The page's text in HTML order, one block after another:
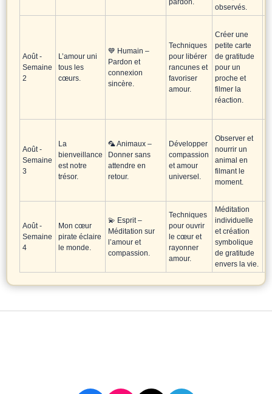
pardon.
observés.
Août -
Semaine
2
L’amour uni
tous les
cœurs.
💙 Humain –
Pardon et
connexion
sincère.
Techniques
pour libérer
rancunes et
favoriser
amour.
Créer une
petite carte
de gratitude
pour un
proche et
filmer la
réaction.
Août -
Semaine
3
La
bienveillance
est notre
trésor.
🦜 Animaux –
Donner sans
attendre en
retour.
Développer
compassion
et amour
universel.
Observer et
nourrir un
animal en
filmant le
moment.
Août -
Semaine
4
Mon cœur
pirate éclaire
le monde.
💫 Esprit –
Méditation sur
l’amour et
compassion.
Techniques
pour ouvrir
le cœur et
rayonner
amour.
Méditation
individuelle
et création
symbolique
de gratitude
envers la vie.